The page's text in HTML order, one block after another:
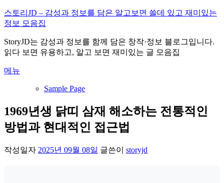
내
용
로
바
가
스토리JD – 감성과 정보를 담은 알고보면 쓸데 있고 재미있는
정보 모음집
StoryJD는 감성과 정보를 함께 담은 창작·정보 블로그입니다.
읽다 보면 유용하고, 알고 보면 재미있는 글 모음집
메뉴
Sample Page
1969년생 닭띠 삼재 해소하는 전통적인
방법과 현대적인 접근법
작성일자 2025년 09월 08일 글쓴이 storyjd